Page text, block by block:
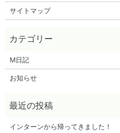
サイトマップ
M日記
お知らせ
インターンから帰ってきました！